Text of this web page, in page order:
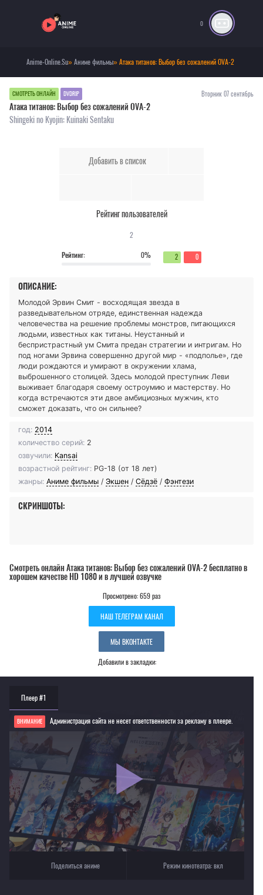
0
Anime-Online.Su»Аниме фильмы» Атака титанов: Выбор без сожалений OVA-2
СМОТРЕТЬ ОНЛАЙН DVDRIP Вторник 07 сентябрь
Атака титанов: Выбор без сожалений OVA-2
Shingeki no Kyojin: Kuinaki Sentaku
Добавить в список
Рейтинг пользователей
2
Рейтинг:
0% 2 0
ОПИСАНИЕ:
Молодой Эрвин Смит - восходящая звезда в
разведывательном отряде, единственная надежда
человечества на решение проблемы монстров, питающихся
людьми, известных как титаны. Неустанный и
беспристрастный ум Смита предан стратегии и интригам. Но
под ногами Эрвина совершенно другой мир - «подполье», где
люди рождаются и умирают в окружении хлама,
выброшенного столицей. Здесь молодой преступник Леви
выживает благодаря своему остроумию и мастерству. Но
когда встречаются эти двое амбициозных мужчин, кто
сможет доказать, что он сильнее?
год: 2014
количество серий: 2
озвучили: Kansai
возрастной рейтинг: PG-18 (от 18 лет)
жанры: Аниме фильмы / Экшен / Сёдзё / Фэнтези
СКРИНШОТЫ:
Смотреть онлайн Атака титанов: Выбор без сожалений OVA-2 бесплатно в
хорошем качестве HD 1080 и в лучшей озвучке
Просмотрено: 659 раз
НАШ ТЕЛЕГРАМ КАНАЛ
МЫ ВКОНТАКТЕ
Добавили в закладки:
Плеер #1
ВНИМАНИЕ Администрация сайта не несет ответственности за рекламу в плеере.
Если видео не работает, обновите страницу или выберите другой плеер!
Для просмотра некоторых аниме необходимо установить VPN
Текущее воспроизведение：Атака титанов: Выбор без сожалений OVA-2
Поделиться аниме Режим кинотеатра:вкл